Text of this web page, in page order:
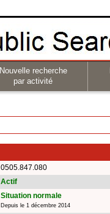
Nouvelle recherche
par activité
0505.847.080
Actif
Situation normale
Depuis le 1 décembre 2014